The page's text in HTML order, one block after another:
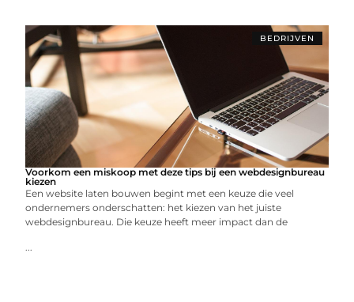
BEDRIJVEN
Voorkom een miskoop met deze tips bij een webdesignbureau
kiezen
Een website laten bouwen begint met een keuze die veel
ondernemers onderschatten: het kiezen van het juiste
webdesignbureau. Die keuze heeft meer impact dan de
...